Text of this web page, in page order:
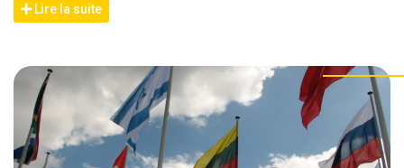
Lire la suite